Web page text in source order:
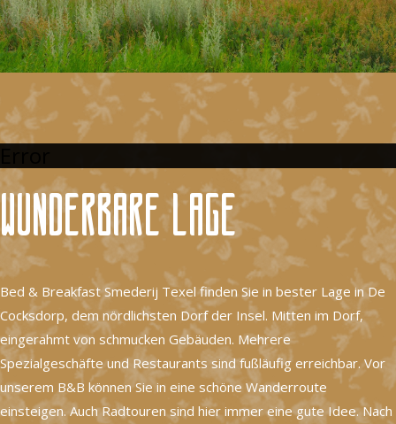
Wunderbare Lage
Bed & Breakfast Smederij Texel finden Sie in bester Lage in De
Cocksdorp, dem nördlichsten Dorf der Insel. Mitten im Dorf,
eingerahmt von schmucken Gebäuden. Mehrere
Spezialgeschäfte und Restaurants sind fußläufig erreichbar. Vor
unserem B&B können Sie in eine schöne Wanderroute
einsteigen. Auch Radtouren sind hier immer eine gute Idee. Nach